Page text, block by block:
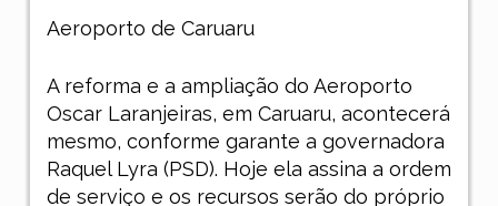
Aeroporto de Caruaru
A reforma e a ampliação do Aeroporto
Oscar Laranjeiras, em Caruaru, acontecerá
mesmo, conforme garante a governadora
Raquel Lyra (PSD). Hoje ela assina a ordem
de serviço e os recursos serão do próprio